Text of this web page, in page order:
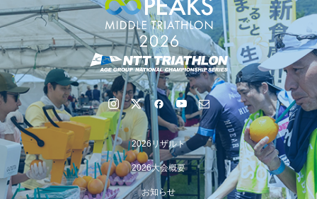
【会議報告】諏訪地域６市町村連絡会議を開催しました
2026リザルト
2026大会概要
お知らせ